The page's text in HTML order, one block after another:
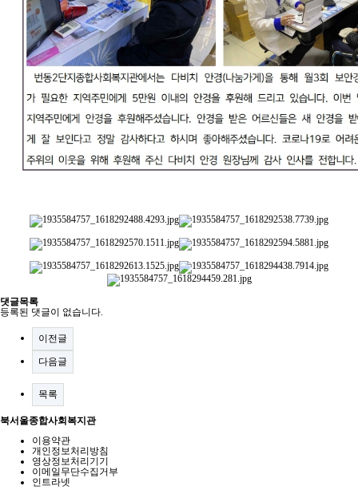
댓글목록
등록된 댓글이 없습니다.
이전글
다음글
목록
북서울종합사회복지관
이용약관
개인정보처리방침
영상정보처리기기
이메일무단수집거부
인트라넷